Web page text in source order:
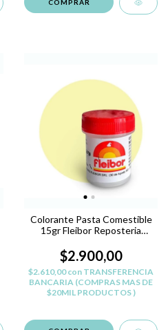
Colorante Pasta Comestible
15gr Fleibor Reposteria
$2.900,00
$2.610,00con TRANSFERENCIA
BANCARIA (COMPRAS MAS DE
$20MIL PRODUCTOS )